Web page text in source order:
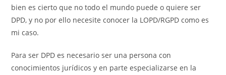
bien es cierto que no todo el mundo puede o quiere ser
DPD, y no por ello necesite conocer la LOPD/RGPD como es
mi caso.
Para ser DPD es necesario ser una persona con
conocimientos jurídicos y en parte especializarse en la